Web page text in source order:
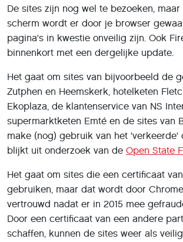
De sites zijn nog wel te bezoeken,
scherm wordt er door je browser
pagina's in kwestie onveilig zijn. Ook
binnenkort met een dergelijke update.
Het gaat om sites van bijvoorbeeld de
Zutphen en Heemskerk, hotelketen
Ekoplaza, de klantenservice van NS
supermarktketen Emté en de sites van
make (nog) gebruik van het 'verkeerde'
blijkt uit onderzoek van de Open State
Het gaat om sites die een certificaat
gebruiken, maar dat wordt door
vertrouwd nadat er in 2015 mee
Door een certificaat van een andere
schaffen, kunnen de sites weer als